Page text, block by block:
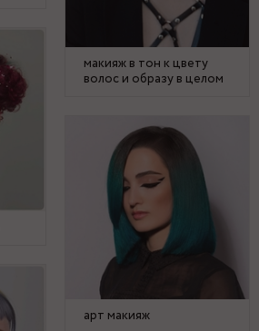
макияж в тон к цвету
волос и образу в целом
арт макияж